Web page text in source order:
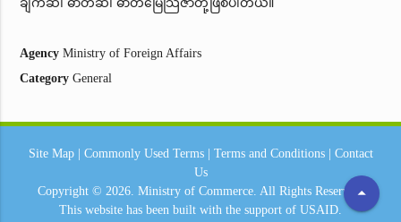
ချက်ဆီ၊ ဓာတ်ဆီ၊ ဓာတ်မြေသြဇာတို့ဖြစ်ပါတယ်။
Agency Ministry of Foreign Affairs
Category General
arrow_drop_up
Site Map| Commonly Used Terms| Terms and Conditions| Contact
Us
Copyright © 2026. Ministry of Commerce. All Rights Reserved.
This website has been built with the support of USAID.